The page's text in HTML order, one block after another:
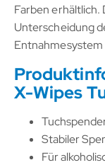
Farben erhältlich.
Unterscheidung
Entnahmesystem
X-Wipes
Stabiler
Für